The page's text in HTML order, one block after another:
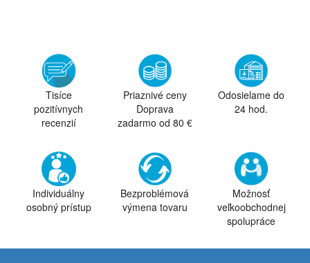
Tisíce
pozitívnych
recenzií
Priaznivé ceny
Doprava
zadarmo od 80 €
Odosielame do
24 hod.
Individuálny
osobný prístup
Bezproblémová
výmena tovaru
Možnosť
veľkoobchodnej
spolupráce